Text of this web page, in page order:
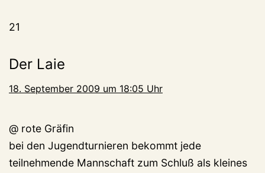
21
Der Laie
18. September 2009 um 18:05 Uhr
@ rote Gräfin
bei den Jugendturnieren bekommt jede
teilnehmende Mannschaft zum Schluß als kleines